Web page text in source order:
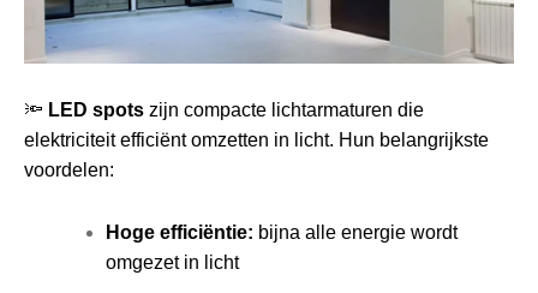
🔦 LED spots zijn compacte lichtarmaturen die
elektriciteit efficiënt omzetten in licht. Hun belangrijkste
voordelen:
Hoge efficiëntie: bijna alle energie wordt
omgezet in licht